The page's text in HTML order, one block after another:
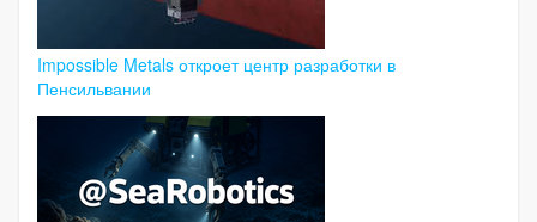
Impossible Metals откроет центр разработки в
Пенсильвании